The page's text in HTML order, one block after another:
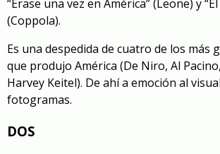
“Erase una vez en América” (Leone) y
(Coppola).
Es una despedida de cuatro de los más
que produjo América (De Niro, Al
Harvey Keitel). De ahí a emoción al
fotogramas.
DOS